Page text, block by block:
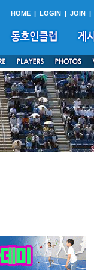
HOME | LOGIN | JOIN |